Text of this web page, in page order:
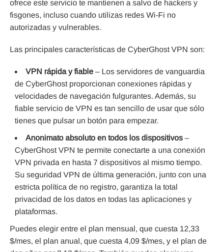
ofrece este servicio te mantienen a salvo de hackers y
fisgones, incluso cuando utilizas redes Wi-Fi no
autorizadas y vulnerables.
Las principales características de CyberGhost VPN son:
VPN rápida y fiable – Los servidores de vanguardia
de CyberGhost proporcionan conexiones rápidas y
velocidades de navegación fulgurantes. Además, su
fiable servicio de VPN es tan sencillo de usar que sólo
tienes que pulsar un botón para empezar.
Anonimato absoluto en todos los dispositivos –
CyberGhost VPN te permite conectarte a una conexión
VPN privada en hasta 7 dispositivos al mismo tiempo.
Su seguridad VPN de última generación, junto con una
estricta política de no registro, garantiza la total
privacidad de los datos en todas las aplicaciones y
plataformas.
Puedes elegir entre el plan mensual, que cuesta 12,33
$/mes, el plan anual, que cuesta 4,09 $/mes, y el plan de